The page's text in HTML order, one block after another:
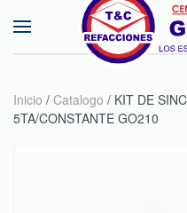
Skip to main content
Inicio / Catalogo / KIT DE
5TA/CONSTANTE GO210